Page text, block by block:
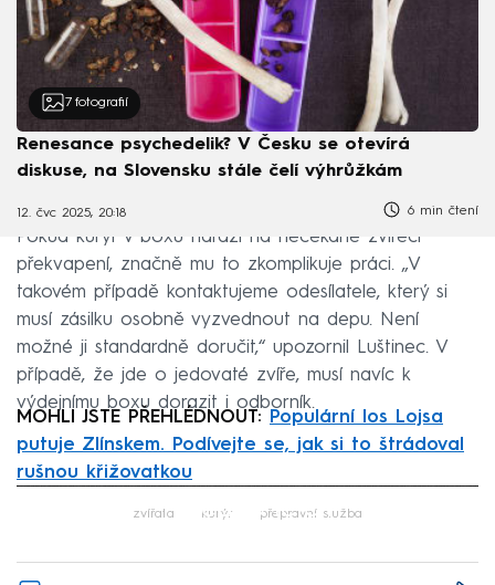
7 fotografií
Renesance psychedelik? V Česku se otevírá
diskuse, na Slovensku stále čelí výhrůžkám
12. čvc 2025, 20:18 6 min čtení
Pokud kurýr v boxu narazí na nečekané zvířecí
překvapení, značně mu to zkomplikuje práci. „V
takovém případě kontaktujeme odesílatele, který si
musí zásilku osobně vyzvednout na depu. Není
možné ji standardně doručit,“ upozornil Luštinec. V
případě, že jde o jedovaté zvíře, musí navíc k
výdejnímu boxu dorazit i odborník.
MOHLI JSTE PŘEHLÉDNOUT: Populární los Lojsa
putuje Zlínskem. Podívejte se, jak si to štrádoval
rušnou křižovatkou
Failed to fetch
zvířata kurýr přepravní služba